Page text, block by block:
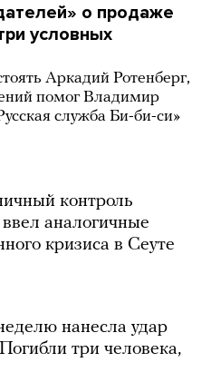
о продаже
условных
Аркадий Ротенберг,
помог Владимир
служба Би-би-си»
контроль
аналогичные
кризиса в Сеуте
нанесла удар
три человека,